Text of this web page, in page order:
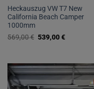
Heckauszug VW T7 New
California Beach Camper
1000mm
569,00€ Ursprünglicher
Preis
539,00€Aktueller